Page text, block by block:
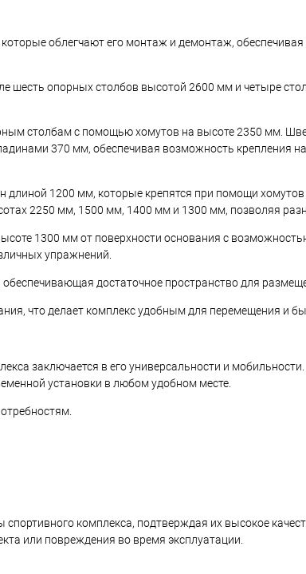
облегчают его монтаж и демонтаж, обеспечивая
шесть опорных столбов высотой 2600 мм и четыре
столбам с помощью хомутов на высоте 2350 мм.
370 мм, обеспечивая возможность крепления
длиной 1200 мм, которые крепятся при помощи
2250 мм, 1500 мм, 1400 мм и 1300 мм, позволяя
1300 мм от поверхности основания с
упражнений.
достаточное пространство для
что делает комплекс удобным для перемещения и
заключается в его универсальности и
установки в любом удобном месте.
комплекса, подтверждая их высокое
или повреждения во время эксплуатации.